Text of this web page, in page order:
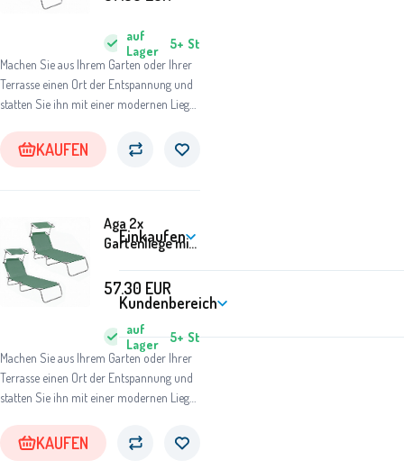
Machen Sie aus Ihrem Garten oder Ihrer
Terrasse einen Ort der Entspannung und
statten Sie ihn mit einer modernen Liege
auf
Lager
5+ St
KAUFEN
Aga 2x
Gartenliege mit
und
Sonnendach
Hellgrün
Machen Sie aus Ihrem Garten oder Ihrer
Terrasse einen Ort der Entspannung und
statten Sie ihn mit einer modernen Liege
auf
Lager
5+ St
57.30 EUR
KAUFEN
Einkaufen
Kundenbereich